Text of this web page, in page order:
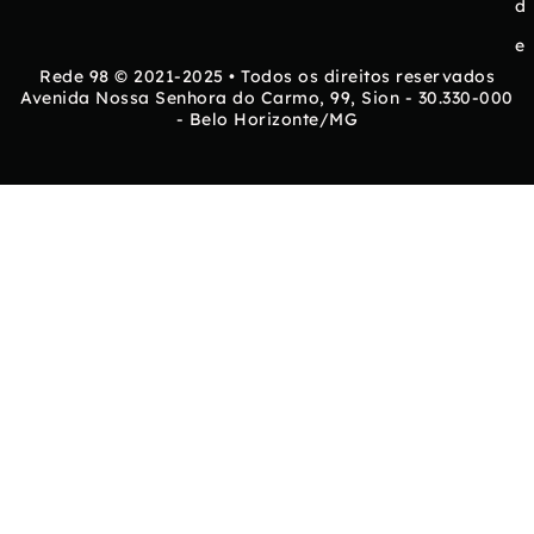
d
e
Rede 98 © 2021-2025 • Todos os direitos reservados
Avenida Nossa Senhora do Carmo, 99, Sion - 30.330-000
- Belo Horizonte/MG